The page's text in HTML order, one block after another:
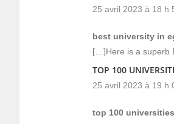
25 avril 2023 à 18 h
best university in
[…]Here is a superb
TOP 100
25 avril 2023 à 19 h
top 100